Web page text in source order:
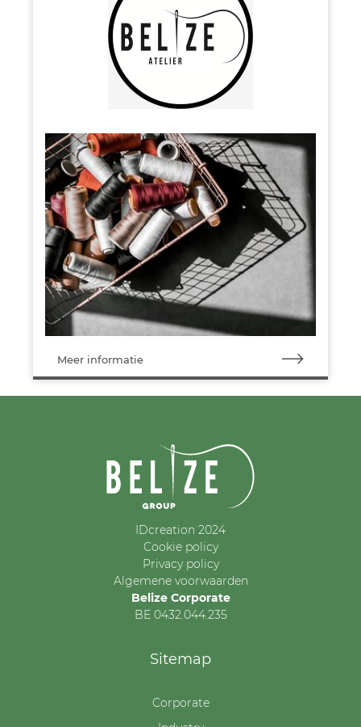
Meer informatie
IDcreation 2024
Cookie policy
Privacy policy
Algemene voorwaarden
Belize Corporate
BE 0432.044.235
Sitemap
Corporate